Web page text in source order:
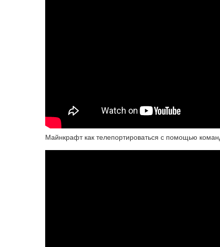
Майнкрафт как телепортироваться с помощью